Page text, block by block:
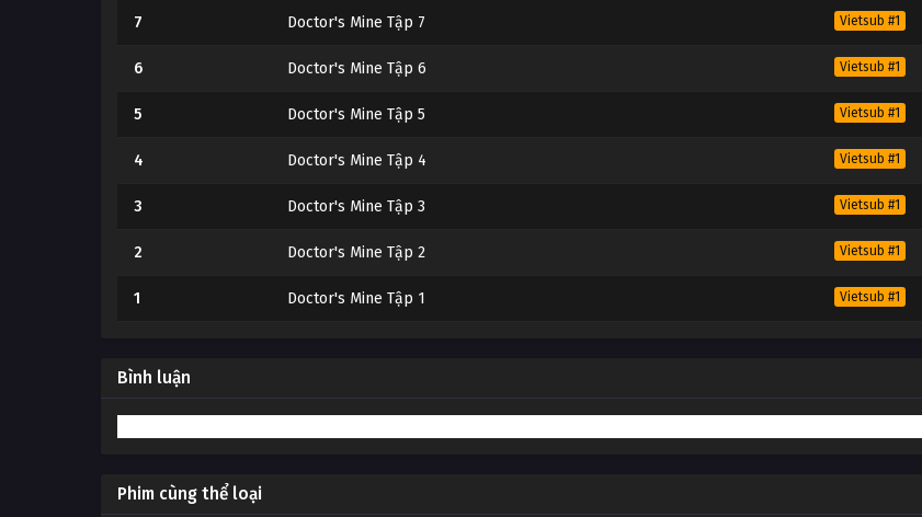
7 Doctor's Mine Tập 7 Vietsub #1
6 Doctor's Mine Tập 6 Vietsub #1
5 Doctor's Mine Tập 5 Vietsub #1
4 Doctor's Mine Tập 4 Vietsub #1
3 Doctor's Mine Tập 3 Vietsub #1
2 Doctor's Mine Tập 2 Vietsub #1
1 Doctor's Mine Tập 1 Vietsub #1
Bình luận
Phim cùng thể loại